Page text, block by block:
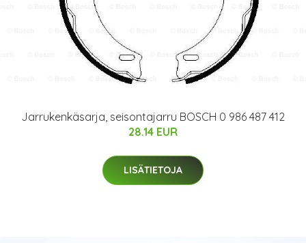
Jarrukenkäsarja, seisontajarru BOSCH 0 986 487 412
28.14 EUR
LISÄTIETOJA